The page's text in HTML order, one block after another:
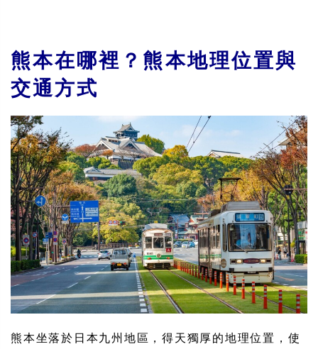
熊本在哪裡？熊本地理位置與
交通方式
熊本坐落於日本九州地區，得天獨厚的地理位置，使